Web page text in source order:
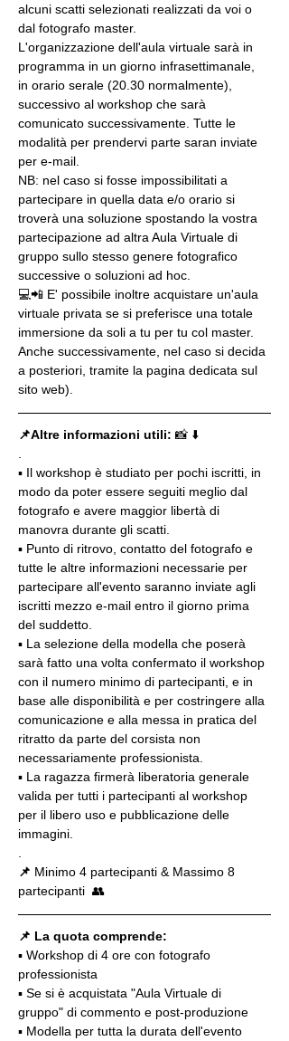
alcuni scatti selezionati realizzati da voi o
dal fotografo master.
L'organizzazione dell'aula virtuale sarà in
programma in un giorno infrasettimanale,
in orario serale (20.30 normalmente),
successivo al workshop che sarà
comunicato successivamente. Tutte le
modalità per prendervi parte saran inviate
per e-mail.
NB: nel caso si fosse impossibilitati a
partecipare in quella data e/o orario si
troverà una soluzione spostando la vostra
partecipazione ad altra Aula Virtuale di
gruppo sullo stesso genere fotografico
successive o soluzioni ad hoc.
💻📲 E' possibile inoltre acquistare un'aula
virtuale privata se si preferisce una totale
immersione da soli a tu per tu col master.
Anche successivamente, nel caso si decida
a posteriori, tramite la pagina dedicata sul
sito web).
📌Altre informazioni utili: 📸 ⬇️
▪️ Il workshop è studiato per pochi iscritti, in
modo da poter essere seguiti meglio dal
fotografo e avere maggior libertà di
manovra durante gli scatti.
▪️ Punto di ritrovo, contatto del fotografo e
tutte le altre informazioni necessarie per
partecipare all'evento saranno inviate agli
iscritti mezzo e-mail entro il giorno prima
del suddetto.
▪️ La selezione della modella che poserà
sarà fatto una volta confermato il workshop
con il numero minimo di partecipanti, e in
base alle disponibilità e per costringere alla
comunicazione e alla messa in pratica del
ritratto da parte del corsista non
necessariamente professionista.
▪️ La ragazza firmerà liberatoria generale
valida per tutti i partecipanti al workshop
per il libero uso e pubblicazione delle
immagini.
📌 Minimo 4 partecipanti & Massimo 8
partecipanti  👥
📌 La quota comprende:
▪️ Workshop di 4 ore con fotografo
professionista
▪️ Se si è acquistata "Aula Virtuale di
gruppo" di commento e post-produzione
▪️ Modella per tutta la durata dell'evento